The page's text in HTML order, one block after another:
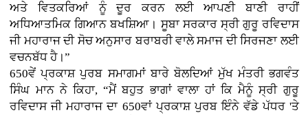
ਅਤੇ ਵਿਤਕਰਿਆਂ ਨੂੰ ਦੂਰ ਕਰਨ ਲਈ ਆਪਣੀ ਬਾਣੀ ਰਾਹੀਂ
ਅਧਿਆਤਮਿਕ ਗਿਆਨ ਬਖਸ਼ਿਆ। ਸੂਬਾ ਸਰਕਾਰ ਸ੍ਰੀ ਗੁਰੂ ਰਵਿਦਾਸ
ਜੀ ਮਹਾਰਾਜ ਦੀ ਸੋਚ ਅਨੁਸਾਰ ਬਰਾਬਰੀ ਵਾਲੇ ਸਮਾਜ ਦੀ ਸਿਰਜਣਾ ਲਈ
ਵਚਨਬੱਧ ਹੈ।”
650ਵੇਂ ਪ੍ਰਕਾਸ਼ ਪੁਰਬ ਸਮਾਗਮਾਂ ਬਾਰੇ ਬੋਲਦਿਆਂ ਮੁੱਖ ਮੰਤਰੀ ਭਗਵੰਤ
ਸਿੰਘ ਮਾਨ ਨੇ ਕਿਹਾ, “ਮੈਂ ਬਹੁਤ ਭਾਗਾਂ ਵਾਲਾ ਹਾਂ ਕਿ ਮੈਨੂੰ ਸ੍ਰੀ ਗੁਰੂ
ਰਵਿਦਾਸ ਜੀ ਮਹਾਰਾਜ ਦਾ 650ਵਾਂ ਪ੍ਰਕਾਸ਼ ਪੁਰਬ ਇੰਨੇ ਵੱਡੇ ਪੱਧਰ 'ਤੇ